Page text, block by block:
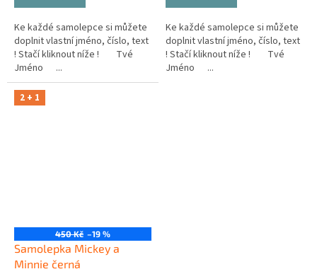
Ke každé samolepce si můžete
doplnit vlastní jméno, číslo, text
! Stačí kliknout níže ! Tvé
Jméno ...
Ke každé samolepce si můžete
doplnit vlastní jméno, číslo, text
! Stačí kliknout níže ! Tvé
Jméno ...
2 + 1
450 Kč –19 %
Samolepka Mickey a
Minnie černá